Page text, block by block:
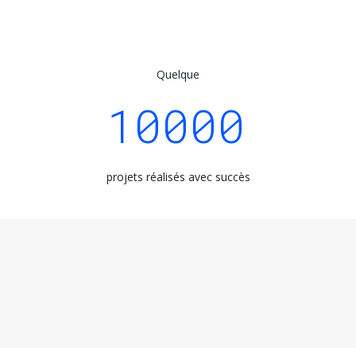
Quelque
10000
projets réalisés avec succès